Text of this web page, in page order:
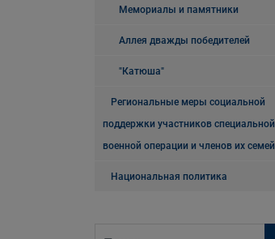
Мемориалы и памятники
Аллея дважды победителей
"Катюша"
Региональные меры социальной
поддержки участников специальной
военной операции и членов их семей
Национальная политика